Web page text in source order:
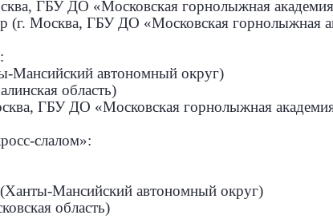
ГБУ ДО «Московская горнолыжная
Москва, ГБУ ДО «Московская горнолыжная
Мансийский автономный округ)
область)
ГБУ ДО «Московская горнолыжная
слалом»:
Мансийский автономный округ)
область)